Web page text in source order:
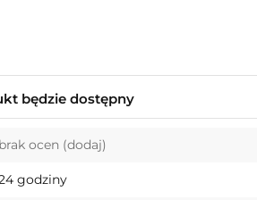
będzie dostępny
brak ocen (dodaj)
godziny